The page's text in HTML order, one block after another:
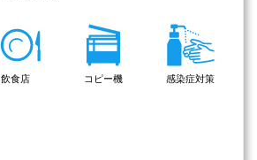
飲食店 コピー機 感染症対策